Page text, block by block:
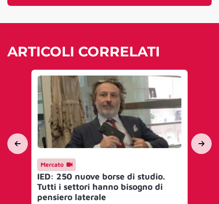
ARTICOLI CORRELATI
Mercato
IED: 250 nuove borse di studio.
Tutti i settori hanno bisogno di
pensiero laterale